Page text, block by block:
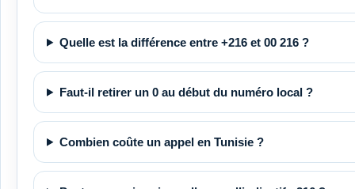
Quelle est la différence entre +216 et 00 216 ?
Faut-il retirer un 0 au début du numéro local ?
Combien coûte un appel en Tunisie ?